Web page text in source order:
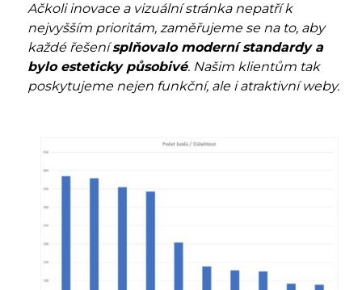
Ačkoli inovace a vizuální stránka nepatří k
nejvyšším prioritám, zaměřujeme se na to, aby
každé řešenísplňovalo moderní standardy a
bylo esteticky působivé. Našim klientům tak
poskytujeme nejen funkční, ale i atraktivní weby.